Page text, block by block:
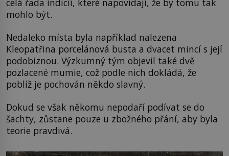
mohlo být.
Nedaleko místa byla například nalezena
Kleopatřina porcelánová busta a dvacet mincí s její
podobiznou. Výzkumný tým objevil také dvě
pozlacené mumie, což podle nich dokládá, že
poblíž je pochován někdo slavný.
Dokud se však někomu nepodaří podívat se do
šachty, zůstane pouze u zbožného přání, aby byla
teorie pravdivá.